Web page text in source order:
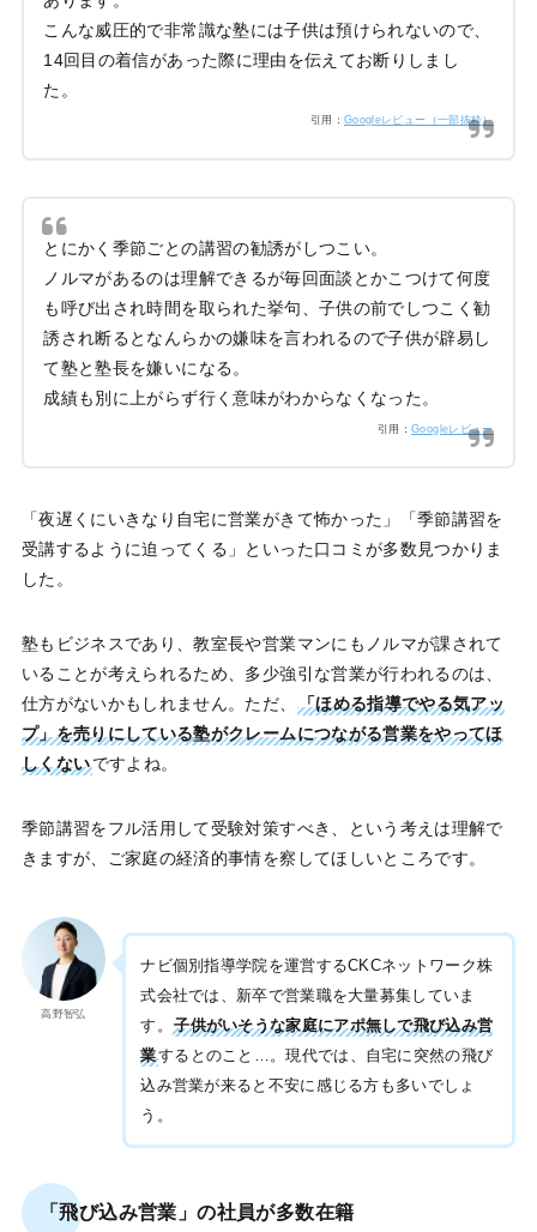
こんな威圧的で非常識な塾には子供は預けられないので、
14回目の着信があった際に理由を伝えてお断りしまし
た。
引用： Googleレビュー（一部抜粋）
とにかく季節ごとの講習の勧誘がしつこい。
ノルマがあるのは理解できるが毎回面談とかこつけて何度
も呼び出され時間を取られた挙句、子供の前でしつこく勧
誘され断るとなんらかの嫌味を言われるので子供が辟易し
て塾と塾長を嫌いになる。
成績も別に上がらず行く意味がわからなくなった。
引用：Googleレビュー
「夜遅くにいきなり自宅に営業がきて怖かった」「季節講習を
受講するように迫ってくる」といった口コミが多数見つかりま
した。
塾もビジネスであり、教室長や営業マンにもノルマが課されて
いることが考えられるため、多少強引な営業が行われるのは、
仕方がないかもしれません。ただ、 「ほめる指導でやる気アッ
プ」を売りにしている塾がクレームにつながる営業をやってほ
しくないですよね。
季節講習をフル活用して受験対策すべき、という考えは理解で
きますが、ご家庭の経済的事情を察してほしいところです。
高野智弘
ナビ個別指導学院を運営するCKCネットワーク株
式会社では、新卒で営業職を大量募集していま
す。 子供がいそうな家庭にアポ無しで飛び込み営
業するとのこと…。現代では、自宅に突然の飛び
込み営業が来ると不安に感じる方も多いでしょ
う。
「飛び込み営業」の社員が多数在籍